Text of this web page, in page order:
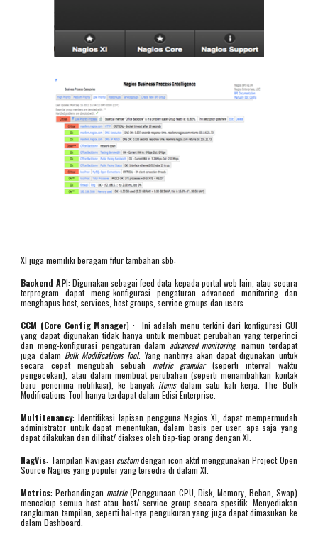
XI juga memiliki beragam fitur tambahan sbb:
Backend API: Digunakan sebagai feed data kepada portal web lain, atau secara
terprogram dapat meng-konfigurasi pengaturan advanced monitoring dan
menghapus host, services, host groups, service groups dan users.
CCM (Core Config Manager) : Ini adalah menu terkini dari konfigurasi GUI
yang dapat digunakan tidak hanya untuk membuat perubahan yang terperinci
dan meng-konfigurasi pengaturan dalam advanced monitoring, namun terdapat
juga dalam Bulk Modifications Tool. Yang nantinya akan dapat digunakan untuk
secara cepat mengubah sebuah metric granular(seperti interval waktu
pengecekan), atau dalam membuat perubahan (seperti menambahkan kontak
baru penerima notifikasi), ke banyak itemsdalam satu kali kerja. The Bulk
Modifications Tool hanya terdapat dalam Edisi Enterprise.
Multitenancy: Identifikasi lapisan pengguna Nagios XI, dapat mempermudah
administrator untuk dapat menentukan, dalam basis per user, apa saja yang
dapat dilakukan dan dilihat/ diakses oleh tiap-tiap orang dengan XI.
NagVis: Tampilan Navigasi customdengan icon aktif menggunakan Project Open
Source Nagios yang populer yang tersedia di dalam XI.
Metrics: Perbandingan metric(Penggunaan CPU, Disk, Memory, Beban, Swap)
mencakup semua host atau host/ service group secara spesifik. Menyediakan
rangkuman tampilan, seperti hal-nya pengukuran yang juga dapat dimasukan ke
dalam Dashboard.